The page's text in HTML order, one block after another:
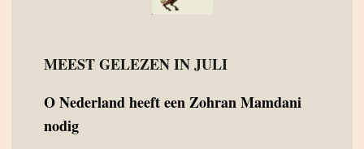
MEEST GELEZEN IN JULI
ONederland heeft een Zohran Mamdani
nodig